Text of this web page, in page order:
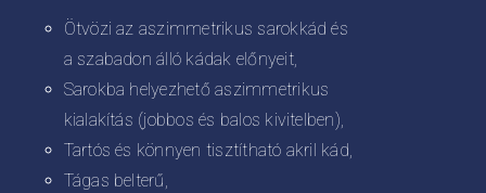
Ötvözi az aszimmetrikus sarokkád és
a szabadon álló kádak előnyeit,
Sarokba helyezhető aszimmetrikus
kialakítás (jobbos és balos kivitelben),
Tartós és könnyen tisztítható akril kád,
Tágas belterű,